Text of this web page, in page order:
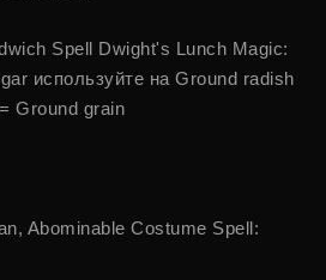
Spell Dwight's Lunch Magic:
используйте на Ground radish
Ground grain
Abominable Costume Spell: